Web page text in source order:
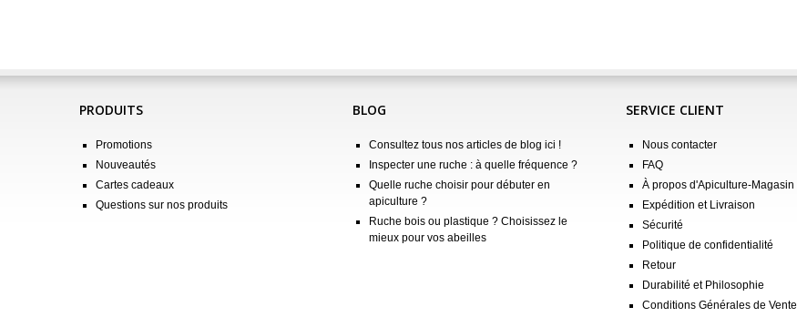
PRODUITS
Promotions
Nouveautés
Cartes cadeaux
Questions sur nos produits
BLOG
Consultez tous nos articles de blog ici !
Inspecter une ruche : à quelle fréquence ?
Quelle ruche choisir pour débuter en
apiculture ?
Ruche bois ou plastique ? Choisissez le
mieux pour vos abeilles
SERVICE CLIENT
Nous contacter
FAQ
À propos d'Apiculture-Magasin
Expédition et Livraison
Sécurité
Politique de confidentialité
Retour
Durabilité et Philosophie
Conditions Générales de Vente